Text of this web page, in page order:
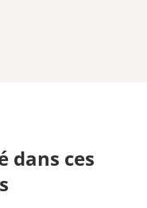
dans ces